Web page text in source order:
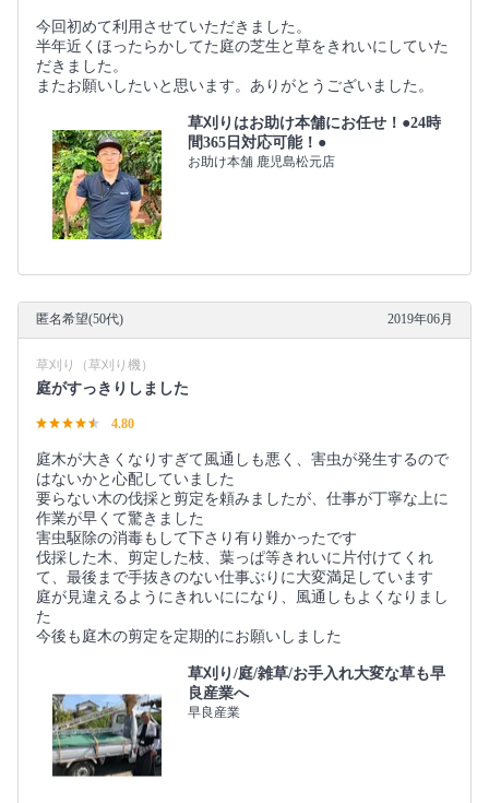
今回初めて利用させていただきました。
半年近くほったらかしてた庭の芝生と草をきれいにしていた
だきました。
またお願いしたいと思います。ありがとうございました。
草刈りはお助け本舗にお任せ！●24時
間365日対応可能！●
お助け本舗 鹿児島松元店
匿名希望(50代) 2019年06月
草刈り（草刈り機）
庭がすっきりしました
4.80
庭木が大きくなりすぎて風通しも悪く、害虫が発生するので
はないかと心配していました
要らない木の伐採と剪定を頼みましたが、仕事が丁寧な上に
作業が早くて驚きました
害虫駆除の消毒もして下さり有り難かったです
伐採した木、剪定した枝、葉っぱ等きれいに片付けてくれ
て、最後まで手抜きのない仕事ぶりに大変満足しています
庭が見違えるようにきれいにになり、風通しもよくなりまし
た
今後も庭木の剪定を定期的にお願いしました
草刈り/庭/雑草/お手入れ大変な草も早
良産業へ
早良産業